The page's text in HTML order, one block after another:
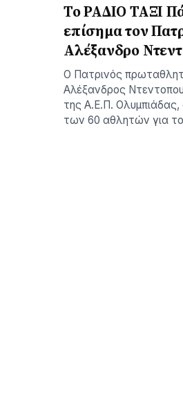
Το ΡΑΔΙΟ ΤΑΞΙ
επίσημα τον
Αλέξανδρο
Ο Πατρινός
Αλέξανδρος
της Α.Ε.Π. Ολυμπιάδας,
των 60 αθλητών για